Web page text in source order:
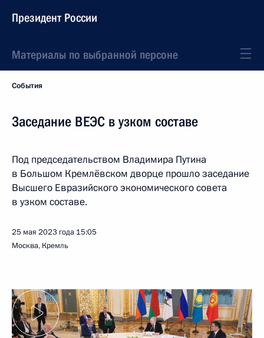
Президент России
Материалы по выбранной персоне
События
Заседание ВЕЭС в узком составе
Под председательством Владимира Путина
в Большом Кремлёвском дворце прошло заседание
Высшего Евразийского экономического совета
в узком составе.
25 мая 2023 года 15:05
Москва, Кремль